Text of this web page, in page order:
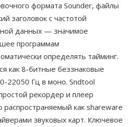
формата Sounder, файлы
заголовок с частотой
данных — значимое
программам
определять тайминг.
как 8-битные беззнаковые
22050 Гц в моно. Sndtool
рекордер и плеер
как shareware
звуковых карт. Ключевое